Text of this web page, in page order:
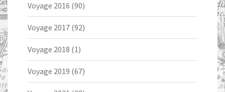
Voyage 2016 (90)
Voyage 2017 (92)
Voyage 2018 (1)
Voyage 2019 (67)